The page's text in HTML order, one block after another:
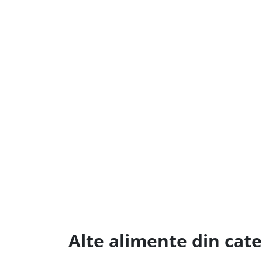
Alte alimente din